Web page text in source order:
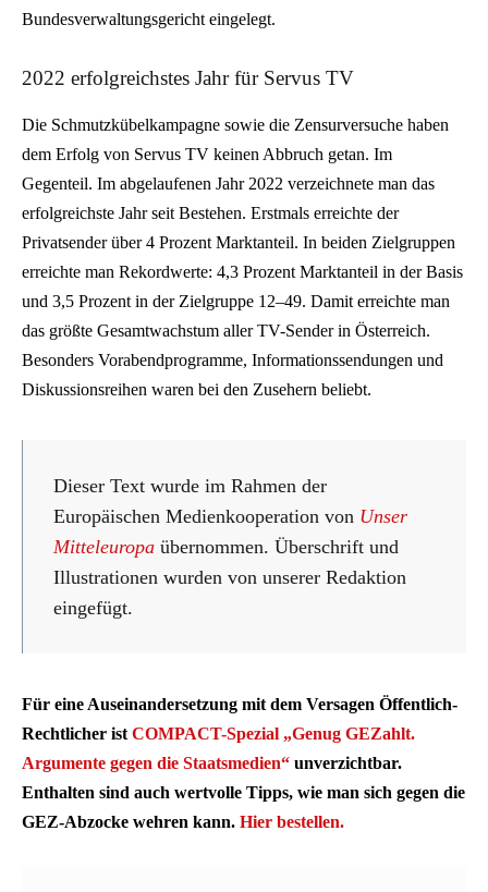
Bundesverwaltungsgericht eingelegt.
2022 erfolgreichstes Jahr für Servus TV
Die Schmutzkübelkampagne sowie die Zensurversuche haben
dem Erfolg von Servus TV keinen Abbruch getan. Im
Gegenteil. Im abgelaufenen Jahr 2022 verzeichnete man das
erfolgreichste Jahr seit Bestehen. Erstmals erreichte der
Privatsender über 4 Prozent Marktanteil. In beiden Zielgruppen
erreichte man Rekordwerte: 4,3 Prozent Marktanteil in der Basis
und 3,5 Prozent in der Zielgruppe 12–49. Damit erreichte man
das größte Gesamtwachstum aller TV-Sender in Österreich.
Besonders Vorabendprogramme, Informationssendungen und
Diskussionsreihen waren bei den Zusehern beliebt.
Dieser Text wurde im Rahmen der
Europäischen Medienkooperation von Unser
Mitteleuropa übernommen. Überschrift und
Illustrationen wurden von unserer Redaktion
eingefügt.
Für eine Auseinandersetzung mit dem Versagen Öffentlich-
Rechtlicher ist COMPACT-Spezial „Genug GEZahlt.
Argumente gegen die Staatsmedien“ unverzichtbar.
Enthalten sind auch wertvolle Tipps, wie man sich gegen die
GEZ-Abzocke wehren kann. Hier bestellen.